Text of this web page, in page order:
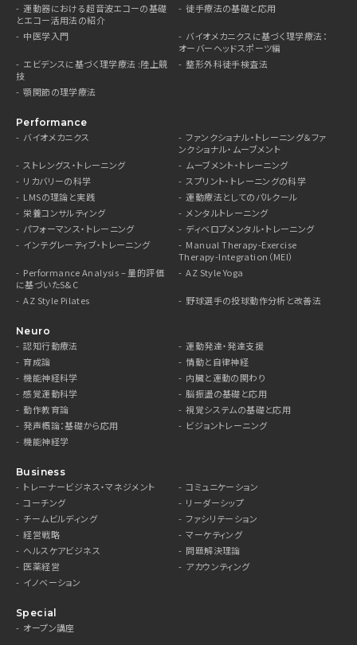
運動器における超音波エコーの基礎
とエコー活用法の紹介
徒手療法の基礎と応用
中医学入門
バイオメカニクスに基づく理学療法：
オーバーヘッドスポーツ編
エビデンスに基づく理学療法 :陸上競
技
整形外科徒手検査法
顎関節の理学療法
Performance
バイオメカニクス
ファンクショナル・トレーニング＆ファ
ンクショナル・ムーブメント
ストレングス・トレーニング
ムーブメント・トレーニング
リカバリーの科学
スプリント・トレーニングの科学
LMSの理論と実践
運動療法としてのパルクール
栄養コンサルティング
メンタルトレーニング
パフォーマンス・トレーニング
ディベロプメンタル・トレーニング
インテグレーティブ・トレーニング
Manual Therapy-Exercise
Therapy-Integration（MEI）
Performance Analysis – 量的評価
に基づいたS&C
AZ Style Yoga
AZ Style Pilates 野球選手の投球動作分析と改善法
Neuro
認知行動療法
運動発達・発達支援
育成論
情動と自律神経
機能神経科学
内臓と運動の関わり
感覚運動科学
脳振盪の基礎と応用
動作教育論
視覚システムの基礎と応用
発声概論：基礎から応用
ビジョントレーニング
機能神経学
Business
トレーナービジネス・マネジメント
コミュニケーション
コーチング
リーダーシップ
チームビルディング
ファシリテーション
経営戦略
マーケティング
ヘルスケアビジネス
問題解決理論
医薬経営
アカウンティング
イノベーション
Special
オープン講座